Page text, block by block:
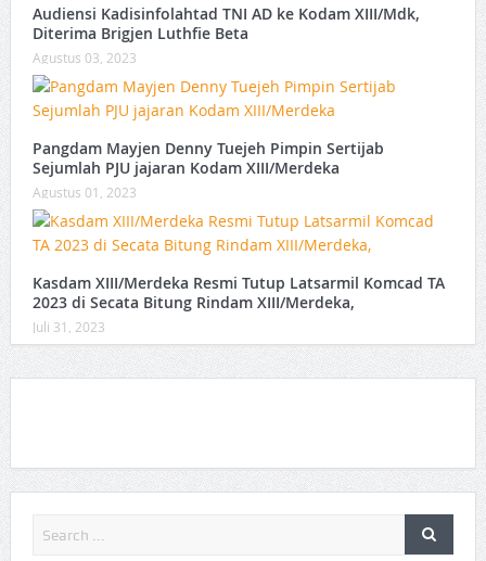
Audiensi Kadisinfolahtad TNI AD ke Kodam XIII/Mdk,
Diterima Brigjen Luthfie Beta
Agustus 03, 2023
Pangdam Mayjen Denny Tuejeh Pimpin Sertijab
Sejumlah PJU jajaran Kodam XIII/Merdeka
Agustus 01, 2023
Kasdam XIII/Merdeka Resmi Tutup Latsarmil Komcad TA
2023 di Secata Bitung Rindam XIII/Merdeka,
Juli 31, 2023